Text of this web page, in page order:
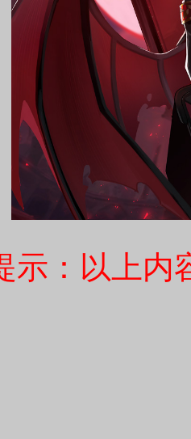
示：以上内